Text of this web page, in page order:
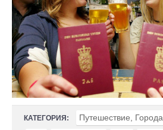
КАТЕГОРИЯ: Путешествие, Города